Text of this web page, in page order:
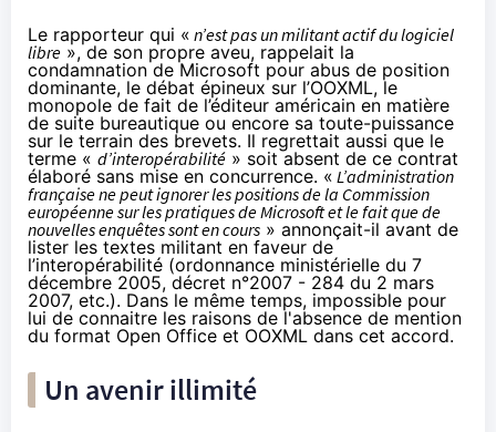
Le rapporteur qui « n’est pas un militant actif du logiciel
libre », de son propre aveu, rappelait la
condamnation de Microsoft pour abus de position
dominante, le débat épineux sur l’OOXML, le
monopole de fait de l’éditeur américain en matière
de suite bureautique ou encore sa toute-puissance
sur le terrain des brevets. Il regrettait aussi que le
terme « d’interopérabilité » soit absent de ce contrat
élaboré sans mise en concurrence. « L’administration
française ne peut ignorer les positions de la Commission
européenne sur les pratiques de Microsoft et le fait que de
nouvelles enquêtes sont en cours » annonçait-il avant de
lister les textes militant en faveur de
l’interopérabilité (ordonnance ministérielle du 7
décembre 2005, décret n°2007 - 284 du 2 mars
2007, etc.). Dans le même temps, impossible pour
lui de connaitre les raisons de l'absence de mention
du format Open Office et OOXML dans cet accord.
Un avenir illimité